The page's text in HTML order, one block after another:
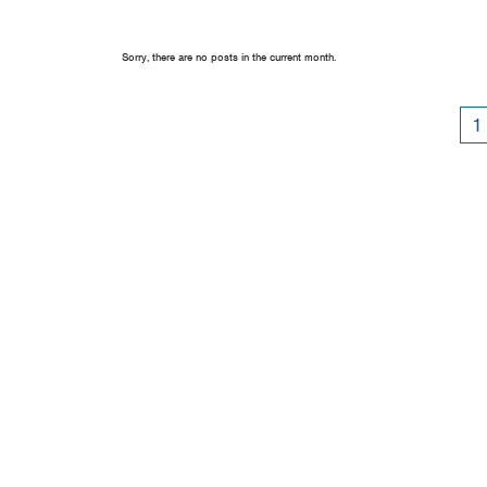
Sorry, there are no posts in the current month.
1